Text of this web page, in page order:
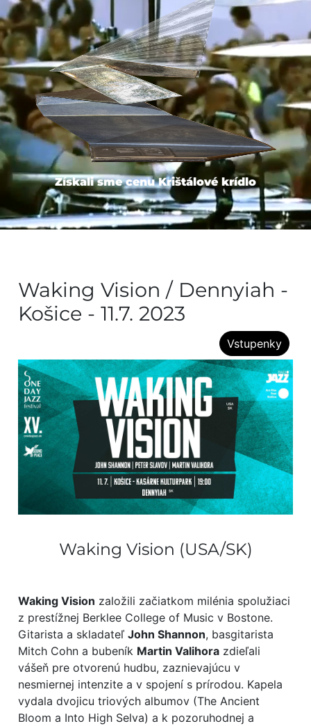
Získali sme cenu Krištálové krídlo
Waking Vision / Dennyiah -
Košice - 11.7. 2023
Vstupenky
Waking Vision (USA/SK)
Waking Vision založili začiatkom milénia spolužiaci
z prestížnej Berklee College of Music v Bostone.
Gitarista a skladateľ John Shannon, basgitarista
Mitch Cohn a bubeník Martin Valihora zdieľali
vášeň pre otvorenú hudbu, zaznievajúcu v
nesmiernej intenzite a v spojení s prírodou. Kapela
vydala dvojicu triových albumov (The Ancient
Bloom a Into High Selva) a k pozoruhodnej a